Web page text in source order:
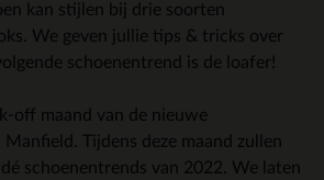
kan stijlen bij drie soorten
We geven jullie tips & tricks over
schoenentrend is de loafer!
off maand van de nieuwe
Tijdens deze maand zullen
schoenentrends van 2022. We laten